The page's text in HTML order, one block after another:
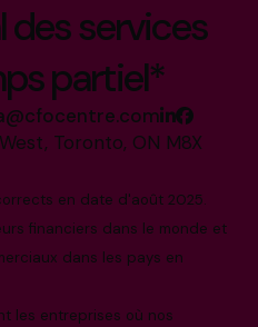
des services
partiel*
Toronto, ON M8X
en date d'août 2025.
financiers dans le monde et
dans les pays en
les entreprises où nos